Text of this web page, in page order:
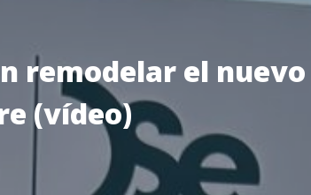
remodelar el
(vídeo)